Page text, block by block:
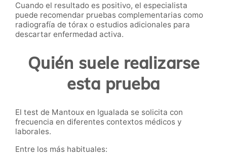
Cuando el resultado es positivo, el especialista
puede recomendar pruebas complementarias como
radiografía de tórax o estudios adicionales para
descartar enfermedad activa.
Quién suele realizarse
esta prueba
El test de Mantoux en Igualada se solicita con
frecuencia en diferentes contextos médicos y
laborales.
Entre los más habituales: